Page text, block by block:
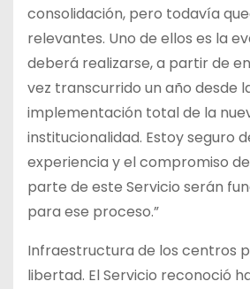
consolidación, pero todavía
relevantes. Uno de ellos es la
deberá realizarse, a partir de
vez transcurrido un año desde
implementación total de la
institucionalidad. Estoy seguro
experiencia y el compromiso
parte de este Servicio serán
para ese proceso.”
Infraestructura de los centros
libertad. El Servicio reconoció